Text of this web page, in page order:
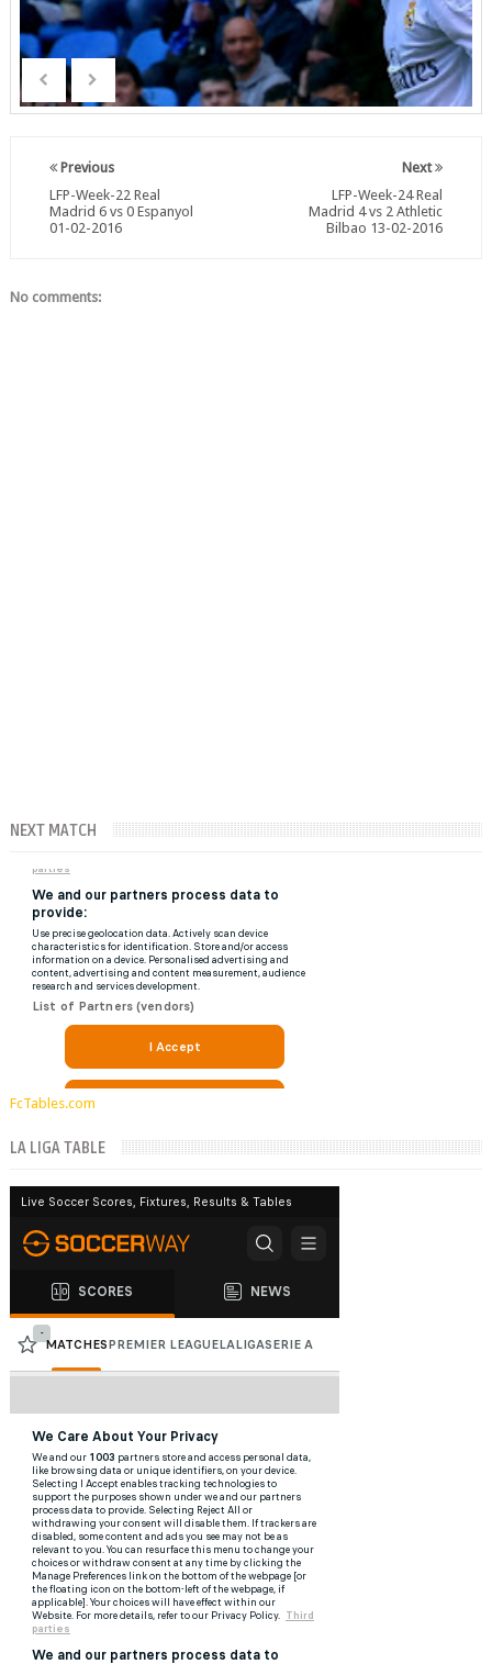
Next
LFP-Week-24 Real
Madrid 4 vs 2 Athletic
Bilbao 13-02-2016
Previous
LFP-Week-22 Real
Madrid 6 vs 0 Espanyol
01-02-2016
No comments:
NEXT MATCH
FcTables.com
LA LIGA TABLE